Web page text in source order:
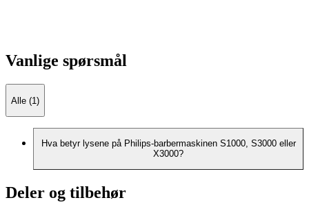
Vanlige spørsmål
Alle (1)
Hva betyr lysene på Philips-barbermaskinen S1000, S3000 eller
X3000?
Deler og tilbehør